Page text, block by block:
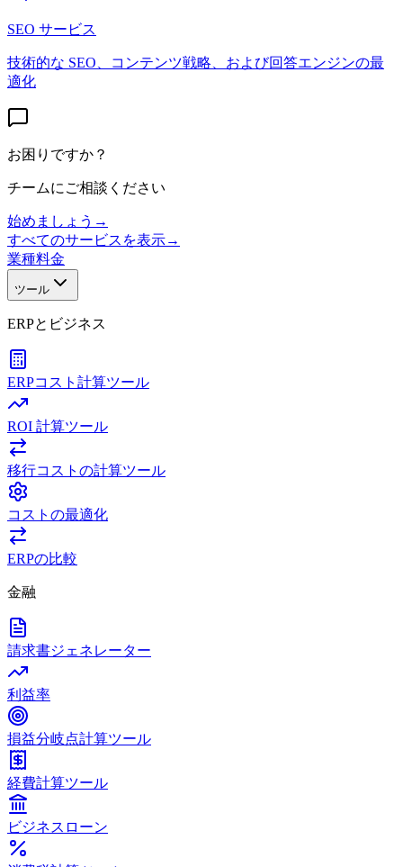
SEO サービス
技術的な SEO、コンテンツ戦略、および回答エンジンの最
適化
お困りですか？
チームにご相談ください
始めましょう →
すべてのサービスを表示→
業種料金
ツール
ERPとビジネス
ERPコスト計算ツール
ROI 計算ツール
移行コストの計算ツール
コストの最適化
ERPの比較
金融
請求書ジェネレーター
利益率
損益分岐点計算ツール
経費計算ツール
ビジネスローン